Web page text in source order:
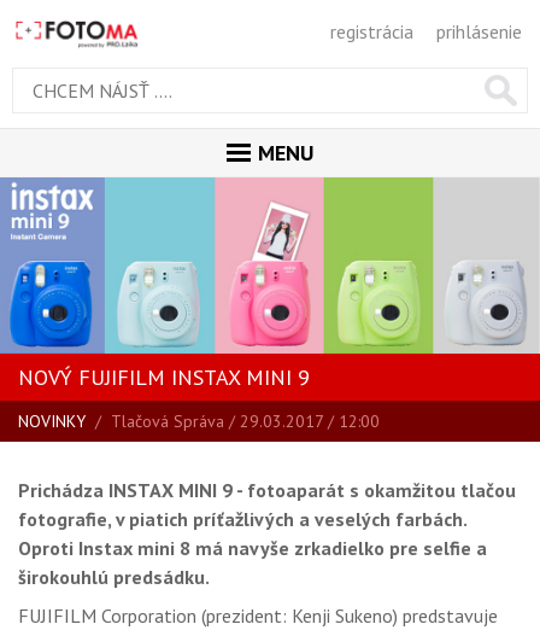
registrácia prihlásenie
MENU
ÚVOD
MAGAZÍN
VŠETKY ČLÁNKY
RECENZIE
NOVINKY
BLOG
ŠKOLA FOTOGRAFIE
GALÉRIA
PORADŇA
NOVÝ FUJIFILM INSTAX MINI 9
NOVINKY / Tlačová Správa / 29.03.2017 / 12:00
Prichádza INSTAX MINI 9 - fotoaparát s okamžitou tlačou
fotografie, v piatich príťažlivých a veselých farbách.
Oproti Instax mini 8 má navyše zrkadielko pre selfie a
širokouhlú predsádku.
FUJIFILM Corporation (prezident: Kenji Sukeno) predstavuje